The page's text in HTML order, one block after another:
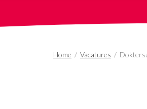
Home / Vacatures /